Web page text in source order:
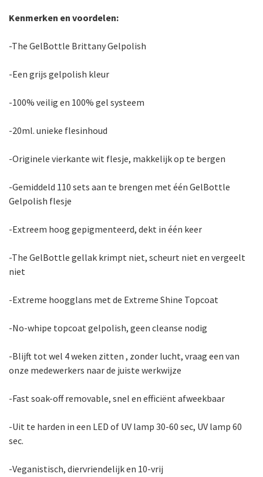
Kenmerken en voordelen:
-The GelBottle Brittany Gelpolish
-Een grijs gelpolish kleur
-100% veilig en 100% gel systeem
-20ml. unieke flesinhoud
-Originele vierkante wit flesje, makkelijk op te bergen
-Gemiddeld 110 sets aan te brengen met één GelBottle
Gelpolish flesje
-Extreem hoog gepigmenteerd, dekt in één keer
-The GelBottle gellak krimpt niet, scheurt niet en vergeelt
niet
-Extreme hoogglans met de Extreme Shine Topcoat
-No-whipe topcoat gelpolish, geen cleanse nodig
-Blijft tot wel 4 weken zitten , zonder lucht, vraag een van
onze medewerkers naar de juiste werkwijze
-Fast soak-off removable, snel en efficiënt afweekbaar
-Uit te harden in een LED of UV lamp 30-60 sec, UV lamp 60
sec.
-Veganistisch, diervriendelijk en 10-vrij